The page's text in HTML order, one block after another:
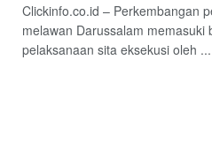
Clickinfo.co.id – Perkembangan
melawan Darussalam
pelaksanaan sita eksekusi oleh ...